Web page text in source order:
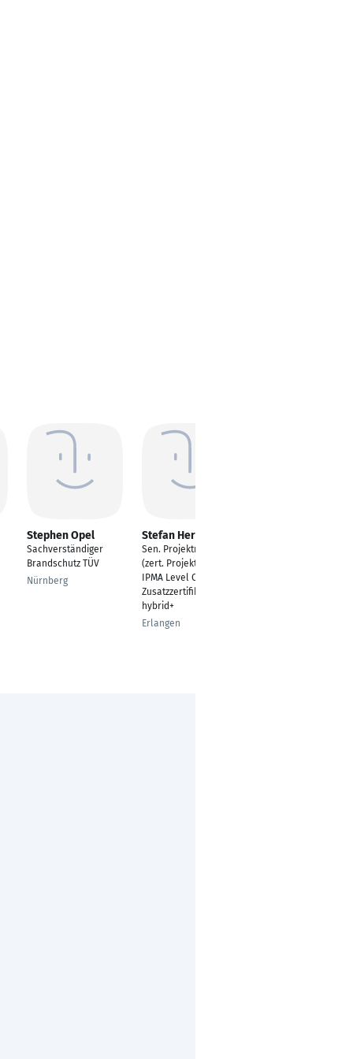
Stephen Opel
Sachverständiger
Brandschutz TÜV
Nürnberg
Stefan Herrmann
Sen. Projektmanager
(zert. Projektmanager
IPMA Level C)
Zusatzzertifikat
hybrid+
Erlangen